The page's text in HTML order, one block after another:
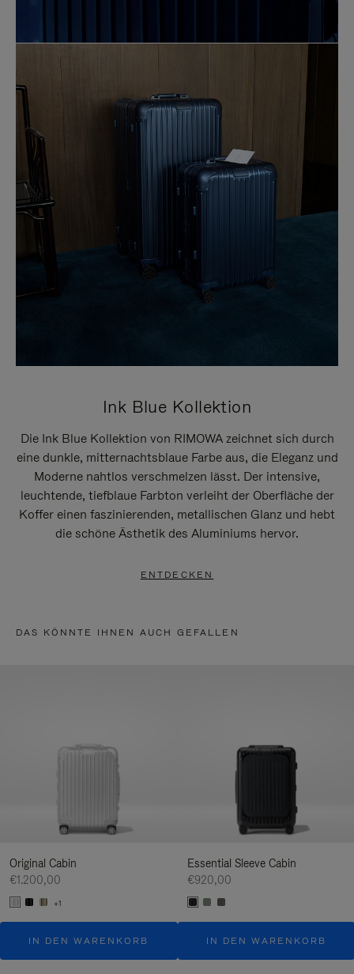
Ink Blue Kollektion
Die Ink Blue Kollektion von RIMOWA zeichnet sich durch
eine dunkle, mitternachtsblaue Farbe aus, die Eleganz und
Moderne nahtlos verschmelzen lässt. Der intensive,
leuchtende, tiefblaue Farbton verleiht der Oberfläche der
Koffer einen faszinierenden, metallischen Glanz und hebt
die schöne Ästhetik des Aluminiums hervor.
ENTDECKEN
DAS KÖNNTE IHNEN AUCH GEFALLEN
Original Cabin
€1.200,00
+1
IN DEN WARENKORB
Essential Sleeve Cabin
€920,00
IN DEN WARENKORB